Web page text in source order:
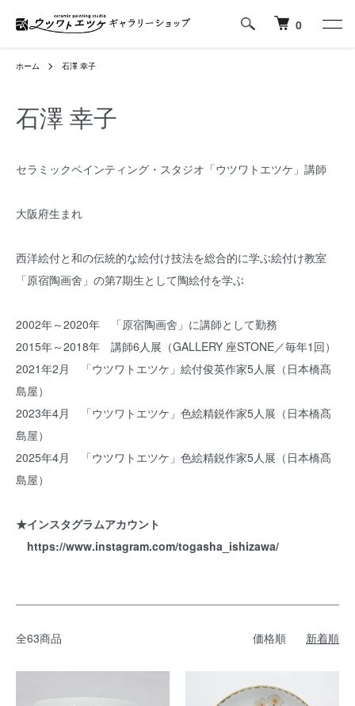
0
ホーム 石澤 幸子
石澤 幸子
セラミックペインティング・スタジオ「ウツワトエツケ」講師
大阪府生まれ
西洋絵付と和の伝統的な絵付け技法を総合的に学ぶ絵付け教室
「原宿陶画舍」の第7期生として陶絵付を学ぶ
2002年～2020年 「原宿陶画舍」に講師として勤務
2015年～2018年 講師6人展（GALLERY 座STONE／毎年1回）
2021年2月 「ウツワトエツケ」絵付俊英作家5人展（日本橋髙
島屋）
2023年4月 「ウツワトエツケ」色絵精鋭作家5人展（日本橋髙
島屋）
2025年4月 「ウツワトエツケ」色絵精鋭作家5人展（日本橋髙
島屋）
★インスタグラムアカウント
https://www.instagram.com/togasha_ishizawa/
全63商品 価格順 新着順